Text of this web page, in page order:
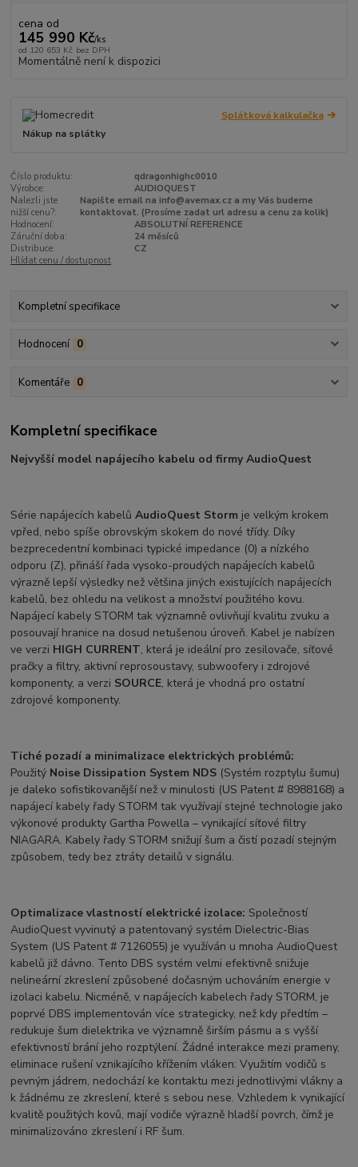
cena od
145 990 Kč/ks
od 120 653 Kč bez DPH
Momentálně není k dispozici
Splátková kalkulačka
Nákup na splátky
Číslo produktu:
qdragonhighc0010
Výrobce:
AUDIOQUEST
Nalezli jste
nižší cenu?:
Napište email na info@avemax.cz a my Vás budeme
kontaktovat. (Prosíme zadat url adresu a cenu za kolik)
Hodnocení:
ABSOLUTNÍ REFERENCE
Záruční doba:
24 měsíců
Distribuce:
CZ
Hlídat cenu / dostupnost
Kompletní specifikace
Hodnocení 0
Komentáře 0
Kompletní specifikace
Nejvyšší model napájecího kabelu od firmy AudioQuest
Série napájecích kabelůAudioQuest Storm je velkým krokem
vpřed, nebo spíše obrovským skokem do nové třídy. Díky
bezprecedentní kombinaci typické impedance (0) a nízkého
odporu (Z), přináší řada vysoko-proudých napájecích kabelů
výrazně lepší výsledky než většina jiných existujících napájecích
kabelů, bez ohledu na velikost a množství použitého kovu.
Napájecí kabely STORM tak významně ovlivňují kvalitu zvuku a
posouvají hranice na dosud netušenou úroveň. Kabel je nabízen
ve verzi HIGH CURRENT, která je ideální pro zesilovače, síťové
pračky a filtry, aktivní reprosoustavy, subwoofery i zdrojové
komponenty, a verzi SOURCE, která je vhodná pro ostatní
zdrojové komponenty.
Tiché pozadí a minimalizace elektrických problémů:
Použitý Noise Dissipation System NDS (Systém rozptylu šumu)
je daleko sofistikovanější než v minulosti (US Patent # 8988168) a
napájecí kabely řady STORM tak využívají stejné technologie jako
výkonové produkty Gartha Powella – vynikající síťové filtry
NIAGARA. Kabely řady STORM snižují šum a čistí pozadí stejným
způsobem, tedy bez ztráty detailů v signálu.
Optimalizace vlastností elektrické izolace: Společností
AudioQuest vyvinutý a patentovaný systém Dielectric-Bias
System (US Patent # 7126055) je využíván u mnoha AudioQuest
kabelů již dávno. Tento DBS systém velmi efektivně snižuje
nelineární zkreslení způsobené dočasným uchováním energie v
izolaci kabelu. Nicméně, v napájecích kabelech řady STORM, je
poprvé DBS implementován více strategicky, než kdy předtím –
redukuje šum dielektrika ve významně širším pásmu a s vyšší
efektivností brání jeho rozptýlení. Žádné interakce mezi prameny,
eliminace rušení vznikajícího křížením vláken: Využitím vodičů s
pevným jádrem, nedochází ke kontaktu mezi jednotlivými vlákny a
k žádnému ze zkreslení, které s sebou nese. Vzhledem k vynikající
kvalitě použitých kovů, mají vodiče výrazně hladší povrch, čímž je
minimalizováno zkreslení i RF šum.